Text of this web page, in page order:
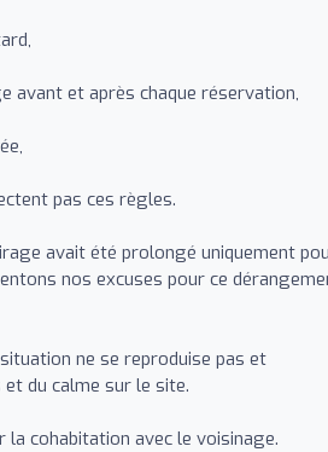
avant et après chaque réservation,
pas ces règles.
avait été prolongé uniquement
nos excuses pour ce
ne se reproduise pas et
du calme sur le site.
cohabitation avec le voisinage.